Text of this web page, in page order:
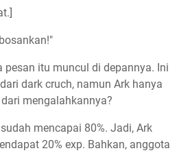
pesan itu muncul di depannya. Ini
dark cruch, namun Ark hanya
mengalahkannya?
mencapai 80%. Jadi, Ark
20% exp. Bahkan, anggota